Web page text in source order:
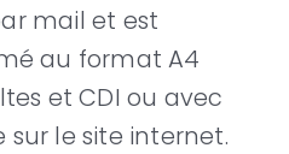
mail et est
au format A4
et CDI ou avec
le site internet.